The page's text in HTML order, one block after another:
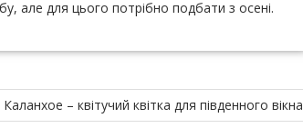
але для цього потрібно подбати з осені.
Каланхое – квітучий квітка для південного вікна